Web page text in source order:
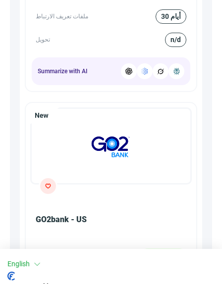
ملفات تعريف الارتباط 30 أيام
تحويل n/d
Summarize with AI
GO2bank - US
English